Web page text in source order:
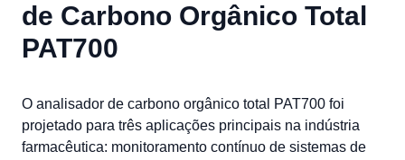
de Carbono Orgânico Total
PAT700
O analisador de carbono orgânico total PAT700 foi
projetado para três aplicações principais na indústria
farmacêutica: monitoramento contínuo de sistemas de